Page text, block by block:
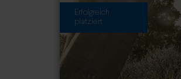
Erfolgreich
platziert